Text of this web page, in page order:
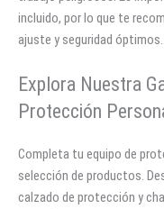
incluido, por lo que te
ajuste y seguridad óptimos.
Explora Nuestra
Protección
Completa tu equipo de
selección de productos.
calzado de protección y